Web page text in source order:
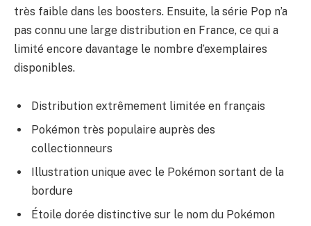
très faible dans les boosters. Ensuite, la série Pop n’a
pas connu une large distribution en France, ce qui a
limité encore davantage le nombre d’exemplaires
disponibles.
Distribution extrêmement limitée en français
Pokémon très populaire auprès des
collectionneurs
Illustration unique avec le Pokémon sortant de la
bordure
Étoile dorée distinctive sur le nom du Pokémon